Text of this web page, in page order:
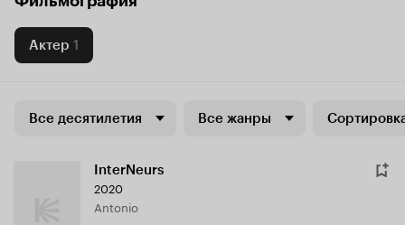
Актер 1
Все десятилетия Все жанры
InterNeurs
2020
Antonio